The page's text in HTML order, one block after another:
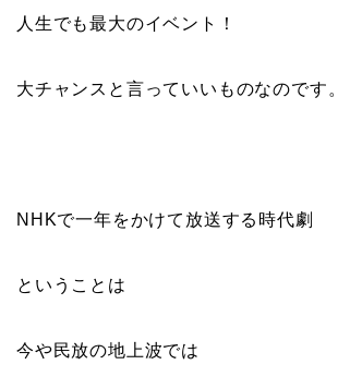
人生でも最大のイベント！
大チャンスと言っていいものなのです。
NHKで一年をかけて放送する時代劇
ということは
今や民放の地上波では